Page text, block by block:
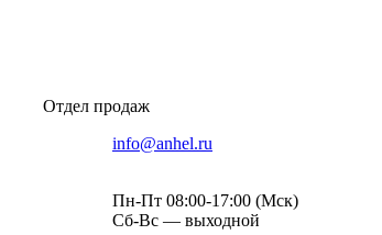
Отдел продаж
info@anhel.ru
Пн-Пт 08:00-17:00 (Мск)
Сб-Вс — выходной